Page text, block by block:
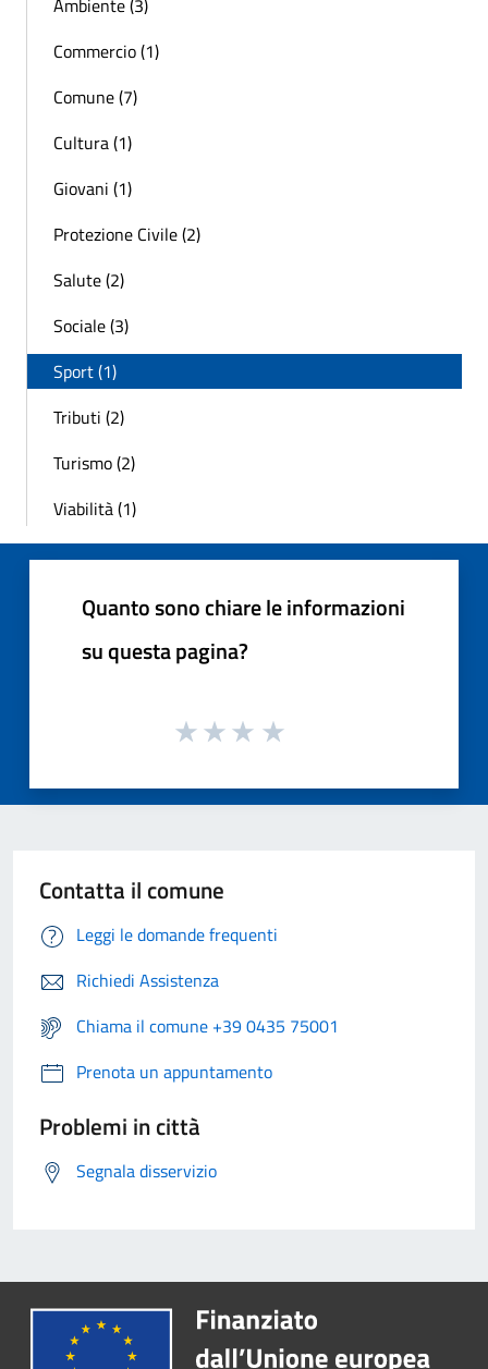
Ambiente (3)
Commercio (1)
Comune (7)
Cultura (1)
Giovani (1)
Protezione Civile (2)
Salute (2)
Sociale (3)
Sport (1)
Tributi (2)
Turismo (2)
Viabilità (1)
Quanto sono chiare le informazioni
su questa pagina?
Contatta il comune
Leggi le domande frequenti
Richiedi Assistenza
Chiama il comune +39 0435 75001
Prenota un appuntamento
Problemi in città
Segnala disservizio